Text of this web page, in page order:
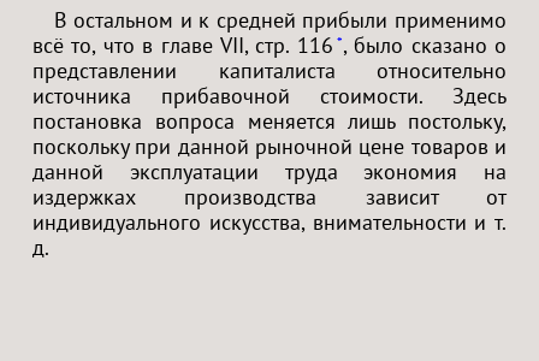
В остальном и к средней прибыли применимо
всё то, что в главе VII, стр. 116 *, было сказано о
представлении капиталиста относительно
источника прибавочной стоимости. Здесь
постановка вопроса меняется лишь постольку,
поскольку при данной рыночной цене товаров и
данной эксплуатации труда экономия на
издержках производства зависит от
индивидуального искусства, внимательности и т.
д.